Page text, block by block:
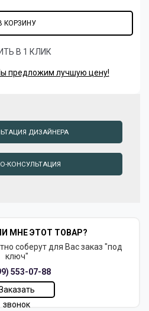
КОРЗИНУ
В 1 КЛИК
предложим лучшую цену!
ДИЗАЙНЕРА
КОНСУЛЬТАЦИЯ
МНЕ ЭТОТ ТОВАР?
соберут для Вас заказ "под
ключ"
553-07-88
звонок